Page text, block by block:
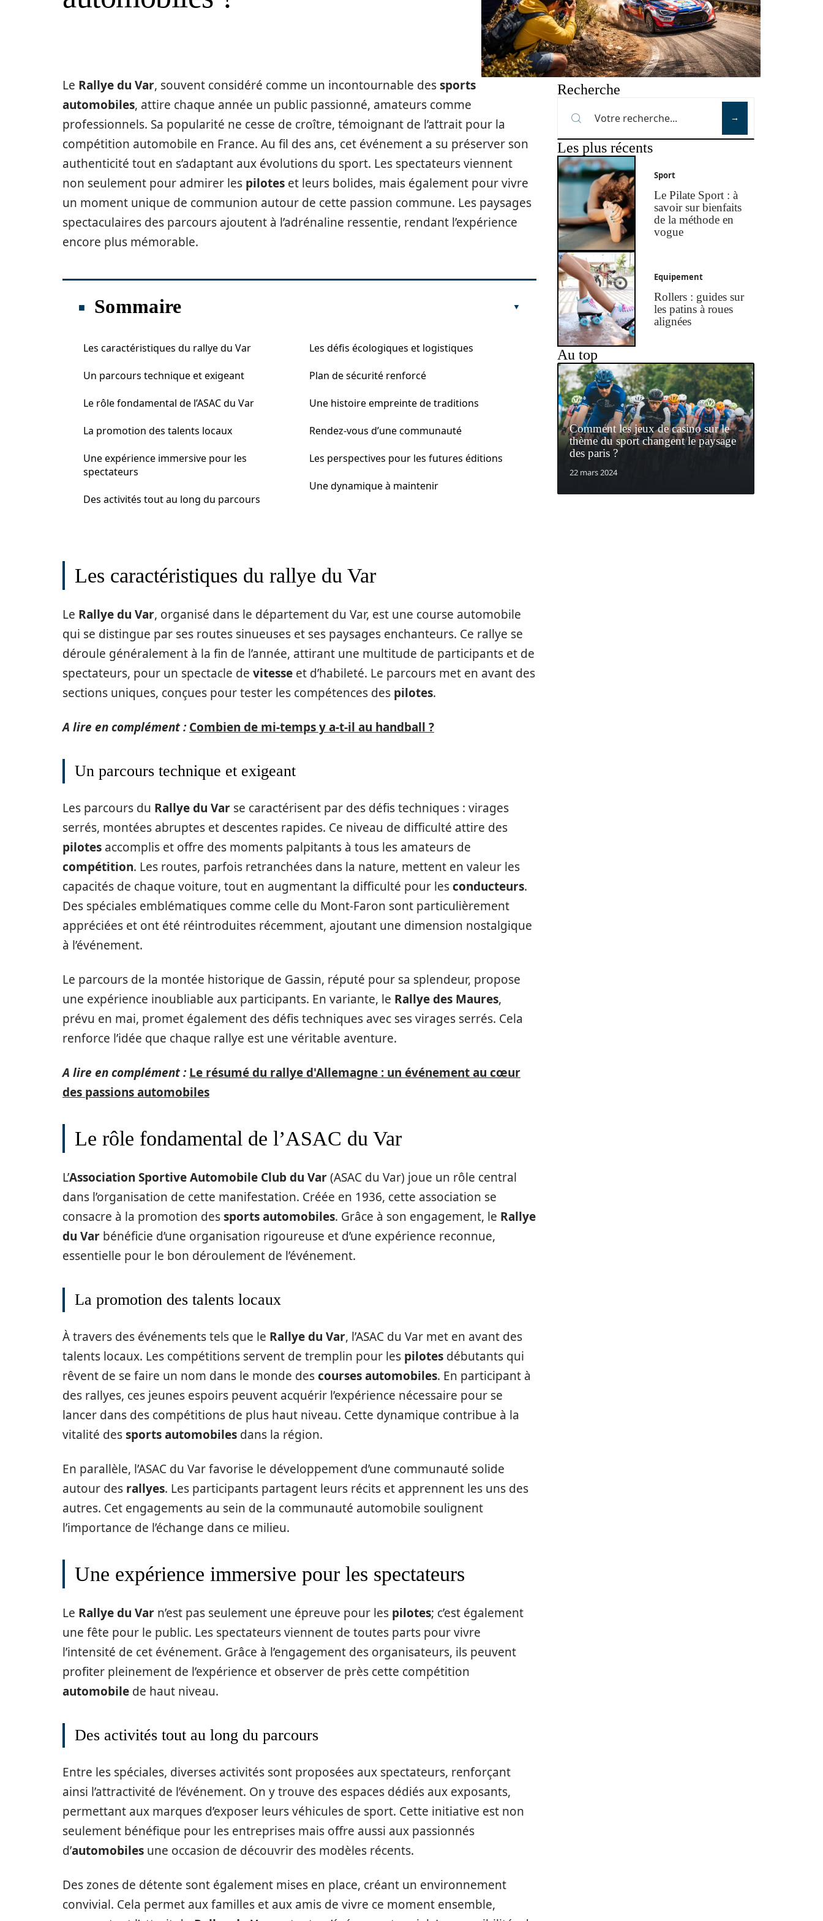
Le Rallye du Var, souvent considéré comme un incontournable dessports
automobiles, attire chaque année un public passionné, amateurs comme
professionnels. Sa popularité ne cesse de croître, témoignant de l’attrait pour la
compétition automobile en France. Au fil des ans, cet événement a su préserver son
authenticité tout en s’adaptant aux évolutions du sport. Les spectateurs viennent
non seulement pour admirer les pilotes et leurs bolides, mais également pour vivre
un moment unique de communion autour de cette passion commune. Les paysages
spectaculaires des parcours ajoutent à l’adrénaline ressentie, rendant l’expérience
encore plus mémorable.
Sommaire
Les caractéristiques du rallye du Var
Un parcours technique et exigeant
Le rôle fondamental de l’ASAC du Var
La promotion des talents locaux
Une expérience immersive pour les
spectateurs
Des activités tout au long du parcours
Les défis écologiques et logistiques
Plan de sécurité renforcé
Une histoire empreinte de traditions
Rendez-vous d’une communauté
Les perspectives pour les futures éditions
Une dynamique à maintenir
Les caractéristiques du rallye du Var
Le Rallye du Var, organisé dans le département du Var, est une course automobile
qui se distingue par ses routes sinueuses et ses paysages enchanteurs. Ce rallye se
déroule généralement à la fin de l’année, attirant une multitude de participants et de
spectateurs, pour un spectacle de vitesse et d’habileté. Le parcours met en avant des
sections uniques, conçues pour tester les compétences des pilotes.
A lire en complément : Combien de mi-temps y a-t-il au handball ?
Un parcours technique et exigeant
Les parcours du Rallye du Var se caractérisent par des défis techniques : virages
serrés, montées abruptes et descentes rapides. Ce niveau de difficulté attire des
pilotes accomplis et offre des moments palpitants à tous les amateurs de
compétition. Les routes, parfois retranchées dans la nature, mettent en valeur les
capacités de chaque voiture, tout en augmentant la difficulté pour lesconducteurs.
Des spéciales emblématiques comme celle du Mont-Faron sont particulièrement
appréciées et ont été réintroduites récemment, ajoutant une dimension nostalgique
à l’événement.
Le parcours de la montée historique de Gassin, réputé pour sa splendeur, propose
une expérience inoubliable aux participants. En variante, le Rallye des Maures,
prévu en mai, promet également des défis techniques avec ses virages serrés. Cela
renforce l’idée que chaque rallye est une véritable aventure.
A lire en complément : Le résumé du rallye d'Allemagne : un événement au cœur
des passions automobiles
Le rôle fondamental de l’ASAC du Var
L’Association Sportive Automobile Club du Var(ASAC du Var) joue un rôle central
dans l’organisation de cette manifestation. Créée en 1936, cette association se
consacre à la promotion dessports automobiles. Grâce à son engagement, le Rallye
du Var bénéficie d’une organisation rigoureuse et d’une expérience reconnue,
essentielle pour le bon déroulement de l’événement.
La promotion des talents locaux
À travers des événements tels que le Rallye du Var, l’ASAC du Var met en avant des
talents locaux. Les compétitions servent de tremplin pour les pilotes débutants qui
rêvent de se faire un nom dans le monde descourses automobiles. En participant à
des rallyes, ces jeunes espoirs peuvent acquérir l’expérience nécessaire pour se
lancer dans des compétitions de plus haut niveau. Cette dynamique contribue à la
vitalité dessports automobiles dans la région.
En parallèle, l’ASAC du Var favorise le développement d’une communauté solide
autour des rallyes. Les participants partagent leurs récits et apprennent les uns des
autres. Cet engagements au sein de la communauté automobile soulignent
l’importance de l’échange dans ce milieu.
Une expérience immersive pour les spectateurs
Le Rallye du Var n’est pas seulement une épreuve pour les pilotes; c’est également
une fête pour le public. Les spectateurs viennent de toutes parts pour vivre
l’intensité de cet événement. Grâce à l’engagement des organisateurs, ils peuvent
profiter pleinement de l’expérience et observer de près cette compétition
automobile de haut niveau.
Des activités tout au long du parcours
Entre les spéciales, diverses activités sont proposées aux spectateurs, renforçant
ainsi l’attractivité de l’événement. On y trouve des espaces dédiés aux exposants,
permettant aux marques d’exposer leurs véhicules de sport. Cette initiative est non
seulement bénéfique pour les entreprises mais offre aussi aux passionnés
d’automobiles une occasion de découvrir des modèles récents.
Des zones de détente sont également mises en place, créant un environnement
convivial. Cela permet aux familles et aux amis de vivre ce moment ensemble,
Recherche
Les plus récents
Sport
Le Pilate Sport : à
savoir sur bienfaits
de la méthode en
vogue
Equipement
Rollers : guides sur
les patins à roues
alignées
Au top
Comment les jeux de casino sur le
thème du sport changent le paysage
des paris ?
22 mars 2024